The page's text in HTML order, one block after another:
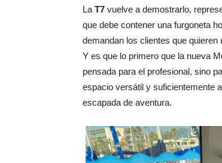
La T7 vuelve a demostrarlo,
que debe contener una furgoneta
demandan los clientes que
Y es que lo primero que la nueva
pensada para el profesional, sino
espacio versátil y suficientemente
escapada de aventura.